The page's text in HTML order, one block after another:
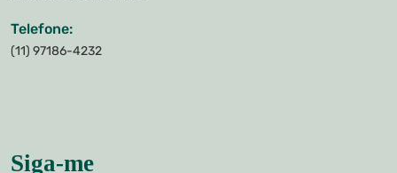
Telefone:
(11) 97186-4232
Siga-me